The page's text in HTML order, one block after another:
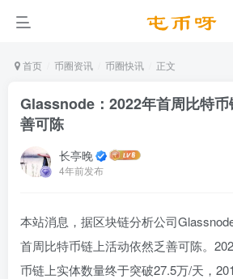
首页 币圈资讯 币圈快讯 正文
Glassnode：2022年首周比特币
善可陈
长亭晚
4年前发布
本站消息，据区块链分析公司
首周比特币链上活动依然乏善可陈。
币链上实体数量终于突破27.5万/天，